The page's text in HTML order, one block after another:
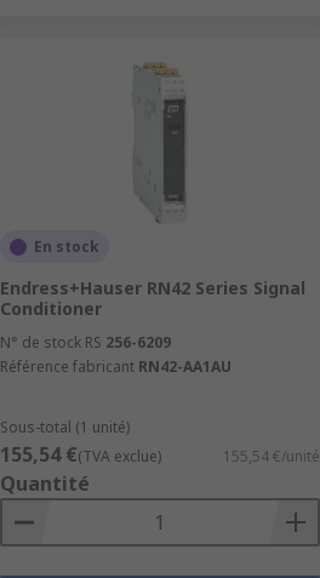
En stock
Endress+Hauser RN42 Series Signal
Conditioner
N° de stock RS 256-6209
Référence fabricant RN42-AA1AU
Sous-total (1 unité)
155,54 €(TVA exclue) 155,54 €/unité
Quantité